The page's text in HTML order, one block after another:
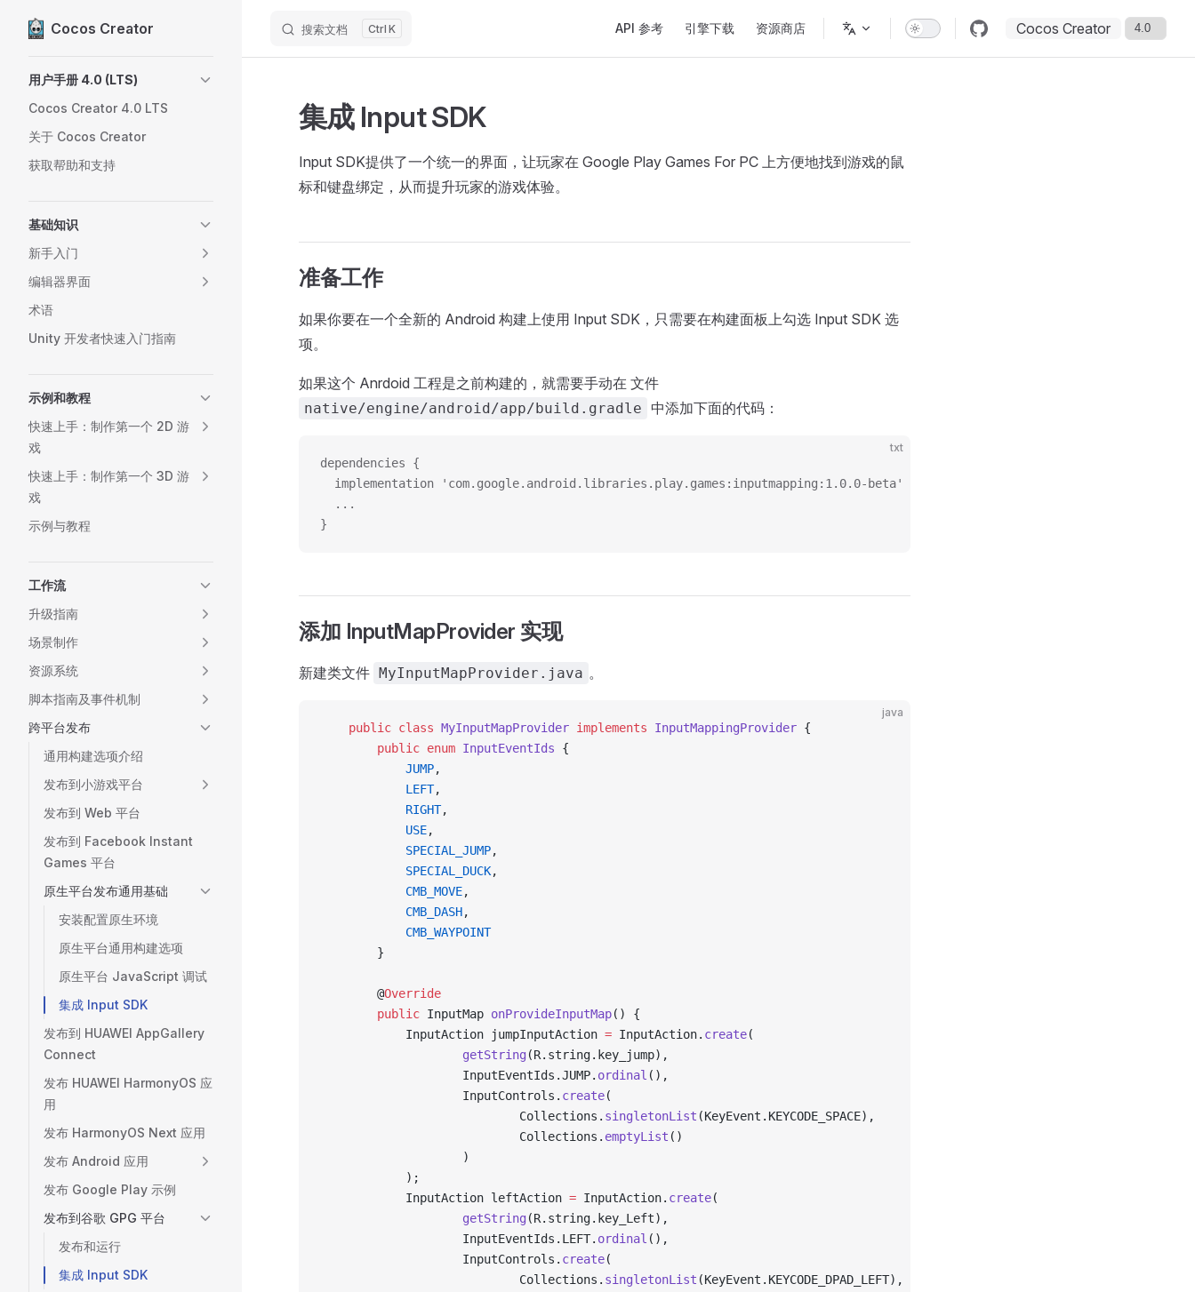
Skip to content
Cocos Creator 搜索文档 K API 参考 引擎下载 资源商店 Cocos Creator
用户手册 4.0 (LTS)
Cocos Creator 4.0 LTS
关于 Cocos Creator
获取帮助和支持
基础知识
新手入门
编辑器界面
术语
Unity 开发者快速入门指南
示例和教程
快速上手：制作第一个 2D 游
戏
快速上手：制作第一个 3D 游
戏
示例与教程
工作流
升级指南
场景制作
资源系统
脚本指南及事件机制
跨平台发布
通用构建选项介绍
发布到小游戏平台
发布到 Web 平台
发布到 Facebook Instant
Games 平台
原生平台发布通用基础
安装配置原生环境
原生平台通用构建选项
原生平台 JavaScript 调试
集成 Input SDK
发布到 HUAWEI AppGallery
Connect
发布 HUAWEI HarmonyOS 应
用
发布 HarmonyOS Next 应用
发布 Android 应用
发布 Google Play 示例
发布到谷歌 GPG 平台
发布和运行
集成 Input SDK
集成 Input SDK
Input SDK提供了一个统一的界面，让玩家在 Google Play Games For PC 上方便地找到游戏的鼠
标和键盘绑定，从而提升玩家的游戏体验。
准备工作
如果你要在一个全新的 Android 构建上使用 Input SDK，只需要在构建面板上勾选 Input SDK 选
项。
如果这个 Anrdoid 工程是之前构建的，就需要手动在 文件
native/engine/android/app/build.gradle 中添加下面的代码：
txt
dependencies {
  implementation 'com.google.android.libraries.play.games:inputmapping:1.0.0-beta'
  ...
}
添加 InputMapProvider 实现
新建类文件 MyInputMapProvider.java 。
java
    public
class MyInputMapProvider implements InputMappingProvider {
        public
enum InputEventIds {
            JUMP
,
            LEFT
,
            RIGHT
,
            USE
,
            SPECIAL_JUMP
,
            SPECIAL_DUCK
,
            CMB_MOVE
,
            CMB_DASH
,
            CMB_WAYPOINT
        }
        @
Override
        public
InputMap onProvideInputMap() {
            InputAction jumpInputAction
= InputAction. create(
                    getString
(R.string.key_jump),
                    InputEventIds.JUMP.
ordinal (),
                    InputControls.
create(
                            Collections.
singletonList (KeyEvent.KEYCODE_SPACE),
                            Collections.
emptyList ()
                    )
            );
            InputAction leftAction
= InputAction. create(
                    getString
(R.string.key_Left),
                    InputEventIds.LEFT.
ordinal (),
                    InputControls.
create(
                            Collections.
singletonList (KeyEvent.KEYCODE_DPAD_LEFT),